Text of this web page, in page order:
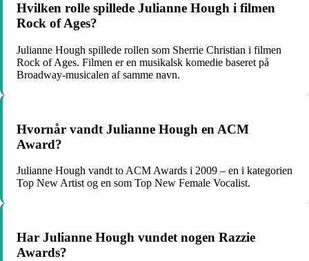
Hvilken rolle spillede Julianne Hough i filmen
Rock of Ages?
Julianne Hough spillede rollen som Sherrie Christian i filmen
Rock of Ages. Filmen er en musikalsk komedie baseret på
Broadway-musicalen af samme navn.
Hvornår vandt Julianne Hough en ACM
Award?
Julianne Hough vandt to ACM Awards i 2009 – en i kategorien
Top New Artist og en som Top New Female Vocalist.
Har Julianne Hough vundet nogen Razzie
Awards?